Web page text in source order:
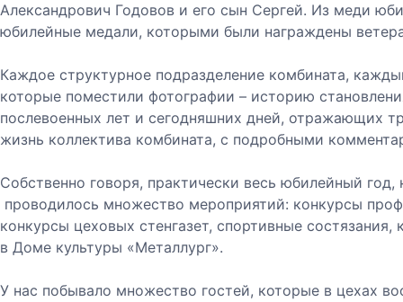
Александрович Годовов и его сын Сергей. Из меди
юбилейные медали, которыми были награждены
Каждое структурное подразделение комбината,
которые поместили фотографии – историю
послевоенных лет и сегодняшних дней, отражающих
жизнь коллектива комбината, с подробными
Собственно говоря, практически весь юбилейный год,
проводилось множество мероприятий: конкурсы
конкурсы цеховых стенгазет, спортивные
в Доме культуры «Металлург».
У нас побывало множество гостей, которые в цехах